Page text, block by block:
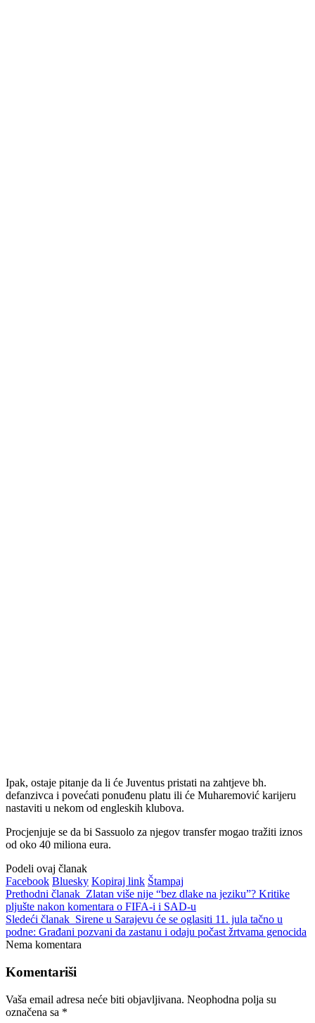
Ipak, ostaje pitanje da li će Juventus pristati na zahtjeve bh.
defanzivca i povećati ponuđenu platu ili će Muharemović karijeru
nastaviti u nekom od engleskih klubova.
Procjenjuje se da bi Sassuolo za njegov transfer mogao tražiti iznos
od oko 40 miliona eura.
Podeli ovaj članak
Facebook Bluesky Kopiraj link Štampaj
Prethodni članak Zlatan više nije “bez dlake na jeziku”? Kritike
pljušte nakon komentara o FIFA-i i SAD-u
Sledeći članak Sirene u Sarajevu će se oglasiti 11. jula tačno u
podne: Građani pozvani da zastanu i odaju počast žrtvama genocida
Nema komentara
Komentariši
Vaša email adresa neće biti objavljivana. Neophodna polja su
označena sa *